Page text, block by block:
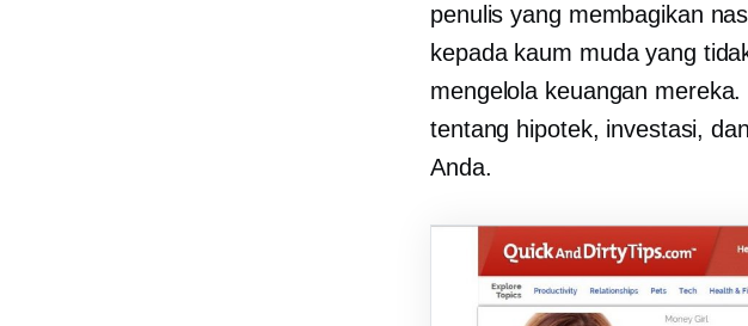
penulis yang membagikan
kepada kaum muda yang
mengelola keuangan
tentang hipotek, investasi,
Anda.